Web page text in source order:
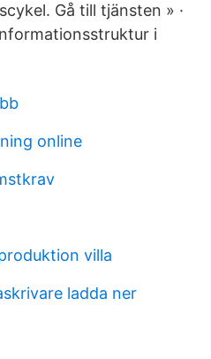
Gå till tjänsten » ·
i
online
villa
ladda ner